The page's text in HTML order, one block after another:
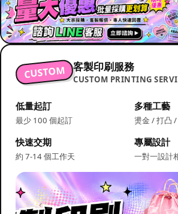
CUSTOM 客製印刷服務
CUSTOM PRINTING
低量起訂
最少 100 個起訂
多種工藝
燙金 / 打凸
快速交期
約 7-14 個工作天
專屬設計
一對一設計